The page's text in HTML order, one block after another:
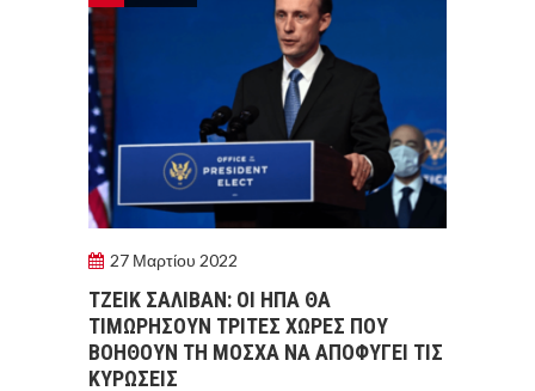
27 Μαρτίου 2022
ΤΖΕΙΚ ΣΑΛΙΒΑΝ: ΟΙ ΗΠΑ ΘΑ
ΤΙΜΩΡΗΣΟΥΝ ΤΡΙΤΕΣ ΧΩΡΕΣ ΠΟΥ
ΒΟΗΘΟΥΝ ΤΗ ΜΟΣΧΑ ΝΑ ΑΠΟΦΥΓΕΙ ΤΙΣ
ΚΥΡΩΣΕΙΣ